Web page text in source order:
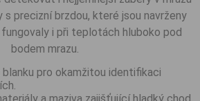
s precizní brzdou, které jsou navrženy
i při teplotách hluboko pod
bodem mrazu.
pro okamžitou identifikaci